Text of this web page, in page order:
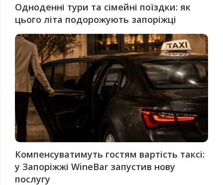
Одноденні тури та сімейні поїздки: як
цього літа подорожують запоріжці
Компенсуватимуть гостям вартість таксі:
у Запоріжжі WineBar запустив нову
послугу